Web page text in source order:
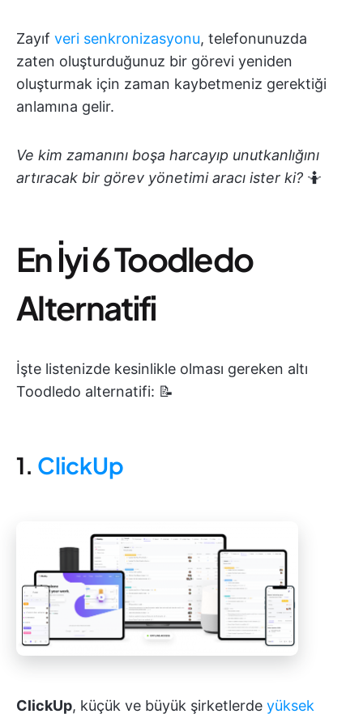
Zayıf veri senkronizasyonu, telefonunuzda
zaten oluşturduğunuz bir görevi yeniden
oluşturmak için zaman kaybetmeniz gerektiği
anlamına gelir.
Ve kim zamanını boşa harcayıp unutkanlığını
artıracak bir görev yönetimi aracı ister ki? 🤷
En İyi 6 Toodledo
Alternatifi
İşte listenizde kesinlikle olması gereken altı
Toodledo alternatifi: 📝
1. ClickUp
ClickUp, küçük ve büyük şirketlerde yüksek